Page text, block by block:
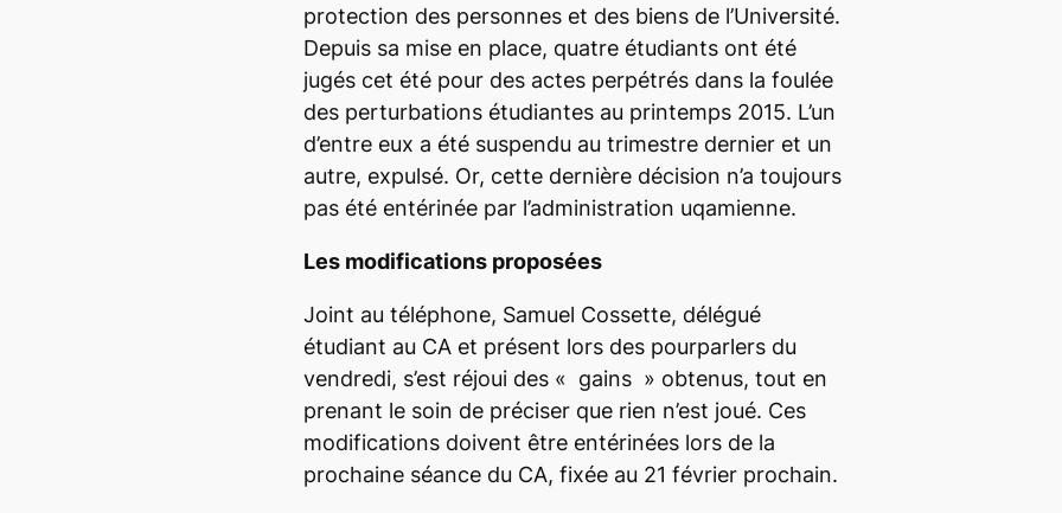
protection des personnes et des biens de l’Université.
Depuis sa mise en place, quatre étudiants ont été
jugés cet été pour des actes perpétrés dans la foulée
des perturbations étudiantes au printemps 2015. L’un
d’entre eux a été suspendu au trimestre dernier et un
autre, expulsé. Or, cette dernière décision n’a toujours
pas été entérinée par l’administration uqamienne.
Les modifications proposées
Joint au téléphone, Samuel Cossette, délégué
étudiant au CA et présent lors des pourparlers du
vendredi, s’est réjoui des « gains » obtenus, tout en
prenant le soin de préciser que rien n’est joué. Ces
modifications doivent être entérinées lors de la
prochaine séance du CA, fixée au 21 février prochain.